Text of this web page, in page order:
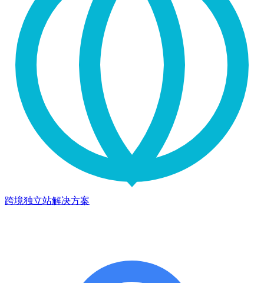
跨境独立站解决方案